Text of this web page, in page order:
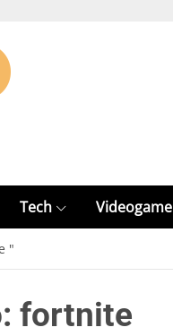
Tech Videogame
"
fortnite